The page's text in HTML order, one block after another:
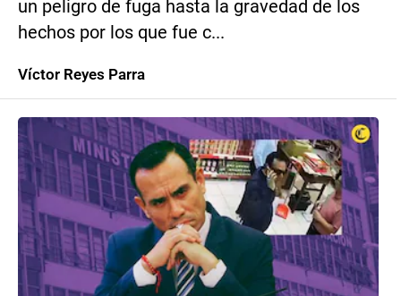
un peligro de fuga hasta la gravedad de los
hechos por los que fue c...
Víctor Reyes Parra